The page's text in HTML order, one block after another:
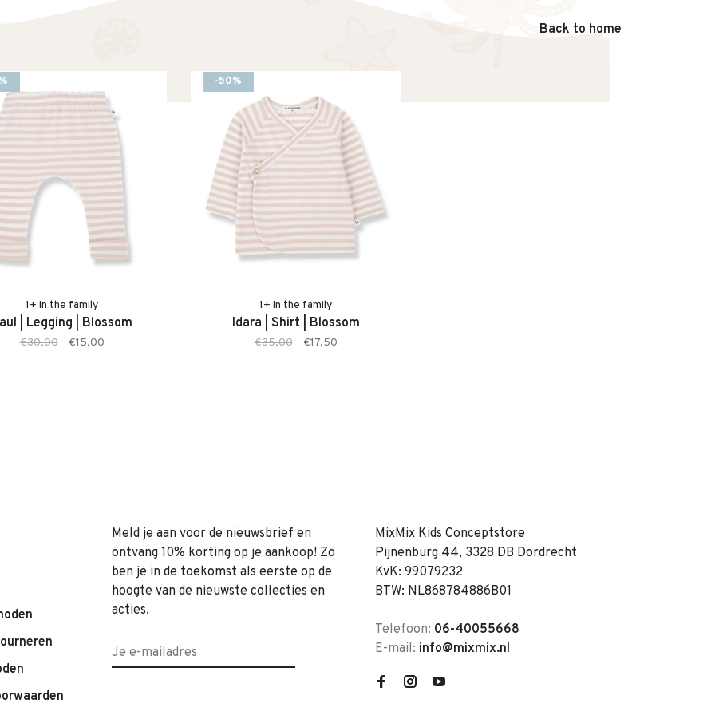
Back to home
1+ in the family
| Legging | Blossom
€30,00 €15,00
-50%
1+ in the family
Idara | Shirt | Blossom
€35,00 €17,50
Meld je aan voor de nieuwsbrief en
ontvang 10% korting op je aankoop! Zo
ben je in de toekomst als eerste op de
hoogte van de nieuwste collecties en
acties.
MixMix Kids Conceptstore
Pijnenburg 44, 3328 DB Dordrecht
KvK: 99079232
BTW: NL868784886B01
Telefoon: 06-40055668
E-mail: info@mixmix.nl